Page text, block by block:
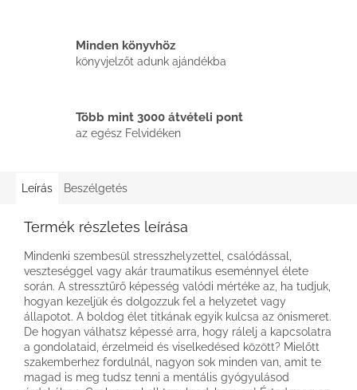
Minden könyvhöz
könyvjelzőt adunk ajándékba
Több mint 3000 átvételi pont
az egész Felvidéken
Leírás Beszélgetés
Termék részletes leírása
Mindenki szembesül stresszhelyzettel, csalódással,
veszteséggel vagy akár traumatikus eseménnyel élete
során. A stressztűrő képesség valódi mértéke az, ha tudjuk,
hogyan kezeljük és dolgozzuk fel a helyzetet vagy
állapotot. A boldog élet titkának egyik kulcsa az önismeret.
De hogyan válhatsz képessé arra, hogy rálelj a kapcsolatra
a gondolataid, érzelmeid és viselkedésed között? Mielőtt
szakemberhez fordulnál, nagyon sok minden van, amit te
magad is meg tudsz tenni a mentális gyógyulásod